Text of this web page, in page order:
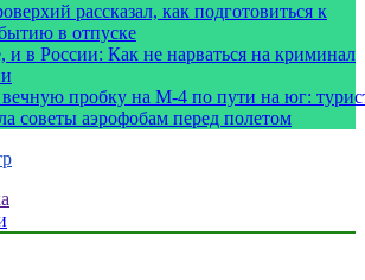
рассказал, как подготовиться к
в отпуске
и в России: Как не нарваться на криминал
вечную пробку на М-4 по пути на юг:
советы аэрофобам перед полетом